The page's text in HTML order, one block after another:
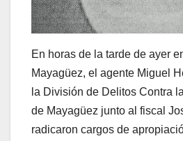
En horas de la tarde de ayer
Mayagüez, el agente Miguel
la División de Delitos Contra
de Mayagüez junto al fiscal
radicaron cargos de